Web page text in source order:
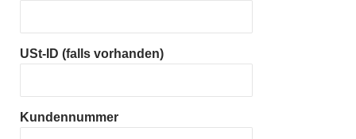
USt-ID (falls vorhanden)
Kundennummer